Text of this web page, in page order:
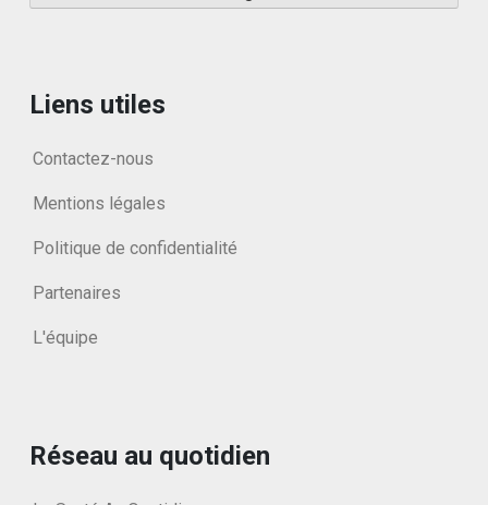
Liens utiles
Contactez-nous
Mentions légales
Politique de confidentialité
Partenaires
L'équipe
Réseau au quotidien